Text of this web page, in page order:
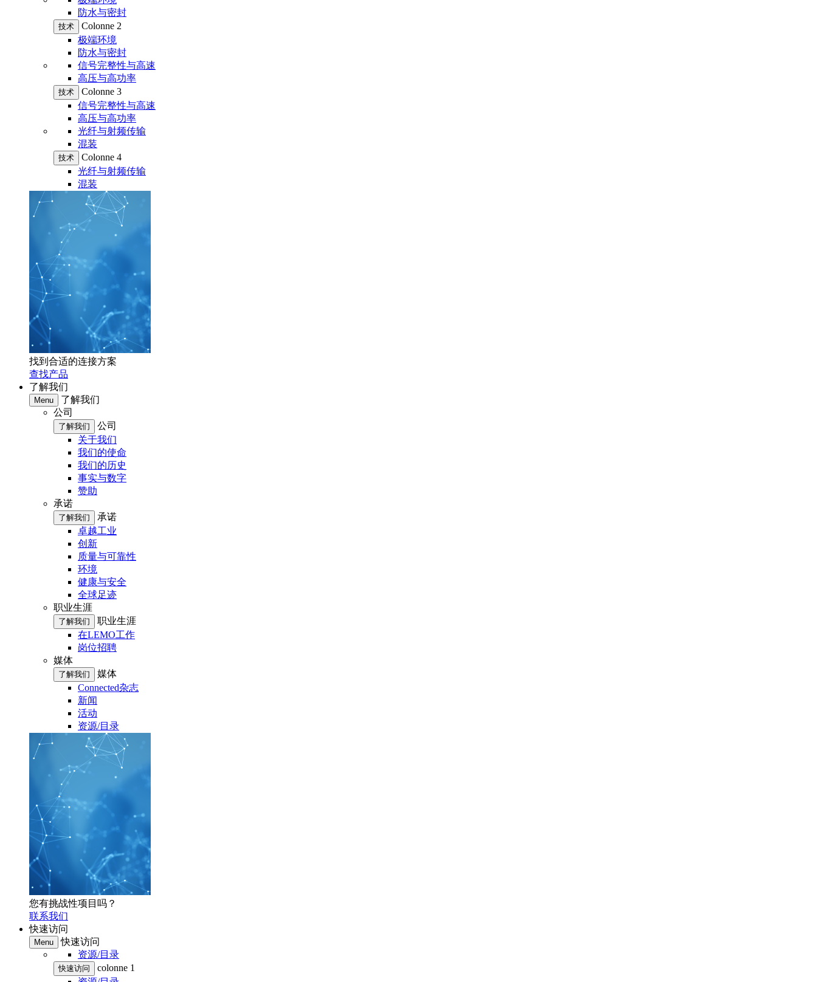
防水与密封
技术
Colonne 2
极端环境
防水与密封
信号完整性与高速
高压与高功率
技术
Colonne 3
信号完整性与高速
高压与高功率
光纤与射频传输
混装
技术
Colonne 4
光纤与射频传输
混装
找到合适的连接方案
查找产品
了解我们
Menu
了解我们
公司
了解我们
公司
关于我们
我们的使命
我们的历史
事实与数字
赞助
承诺
了解我们
承诺
卓越工业
创新
质量与可靠性
环境
健康与安全
全球足迹
职业生涯
了解我们
职业生涯
在LEMO工作
岗位招聘
媒体
了解我们
媒体
Connected杂志
新闻
活动
资源/目录
您有挑战性项目吗？
联系我们
快速访问
Menu
快速访问
资源/目录
快速访问
colonne 1